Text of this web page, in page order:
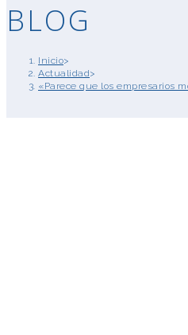
BLOG
Inicio>
Actualidad>
«Parece que los empresarios